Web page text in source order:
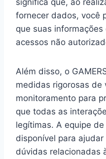
fornecer dados, você
que suas
acessos não
Além disso, o
medidas rigorosas de
monitoramento para
que todas as
legítimas. A equipe
disponível para
dúvidas relacionadas